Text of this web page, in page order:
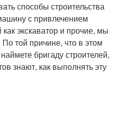
способы строительства
с привлечением
как экскаватор и прочие, мы
той причине, что в этом
бригаду строителей,
знают, как выполнять эту